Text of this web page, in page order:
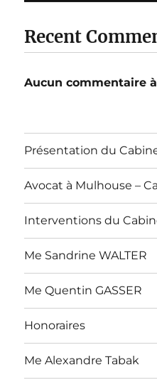
Recent
Aucun commentaire
Présentation du
Avocat à Mulhouse –
Interventions du
Me Sandrine WALTER
Me Quentin GASSER
Honoraires
Me Alexandre Tabak